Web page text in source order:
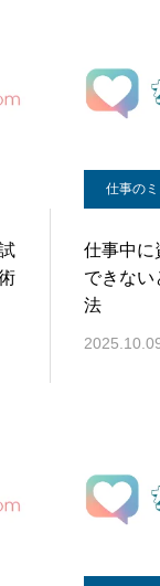
仕事の
仕事中に
できない
法